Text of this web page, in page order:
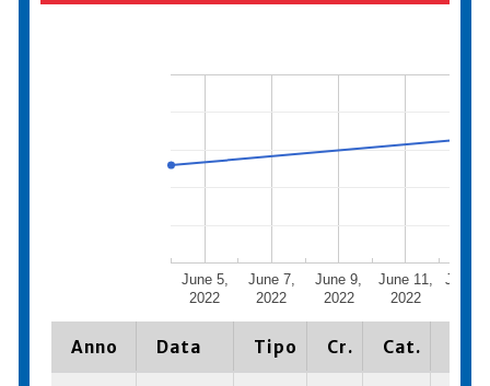
June 5,
2022
June 7,
2022
June 9,
2022
June 11,
2022
June
Anno Data Tipo Cr. Cat.